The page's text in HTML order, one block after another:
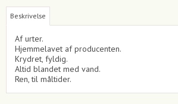
Beskrivelse
Af urter.
Hjemmelavet af producenten.
Krydret, fyldig.
Altid blandet med vand.
Ren, til måltider.